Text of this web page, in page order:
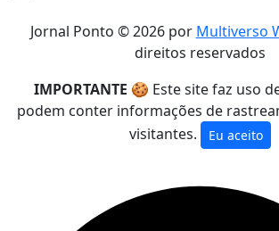
Jornal Ponto ©2026 por Multiverso
direitos reservados
IMPORTANTE 🍪 Este site faz uso
podem conter informações de
visitantes.
Eu aceito